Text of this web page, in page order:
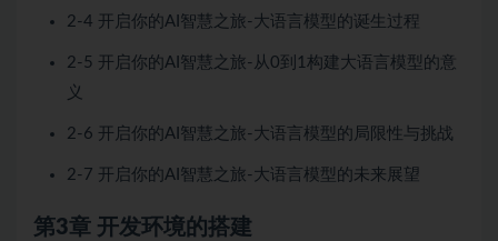
2-4 开启你的AI智慧之旅-大语言模型的诞生过程
2-5 开启你的AI智慧之旅-从0到1构建大语言模型的意
义
2-6 开启你的AI智慧之旅-大语言模型的局限性与挑战
2-7 开启你的AI智慧之旅-大语言模型的未来展望
第3章 开发环境的搭建